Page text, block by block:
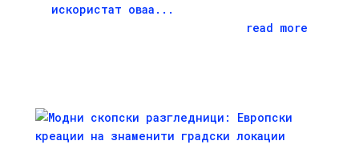
искористат оваа...
read more